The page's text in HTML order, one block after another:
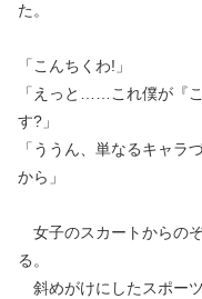
た。
「こんちくわ!」
「えっと……これ僕が『
す?」
「ううん、単なるキャラ
から」
女子のスカートからの
る。
斜めがけにしたスポー